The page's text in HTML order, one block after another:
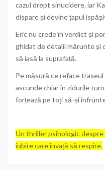
cazul drept sinucidere, iar
dispare și devine țapul
Eric nu crede în verdict și
ghidat de detalii mărunte și
să iasă la suprafață.
Pe măsură ce reface
ascunde chiar în zidurile
forțează pe toți să-și
Un thriller psihologic
iubire care învață să respire.